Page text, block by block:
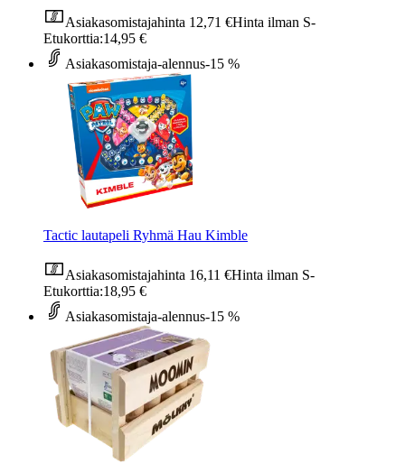
Asiakasomistajahinta 12,71 €Hinta ilman S-
Etukorttia:14,95 €
Asiakasomistaja-alennus-15 %
Tactic lautapeli Ryhmä Hau Kimble
Asiakasomistajahinta 16,11 €Hinta ilman S-
Etukorttia:18,95 €
Asiakasomistaja-alennus-15 %